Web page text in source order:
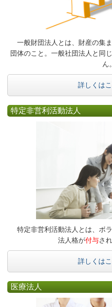
一般財団法人とは、財産の集
団体のこと。一般社団法人と同
ん。
詳しくは
特定非営利活動法人
特定非営利活動法人とは、ボ
法人格が付与さ
詳しくは
医療法人